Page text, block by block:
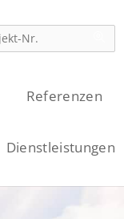
Referenzen
Dienstleistungen